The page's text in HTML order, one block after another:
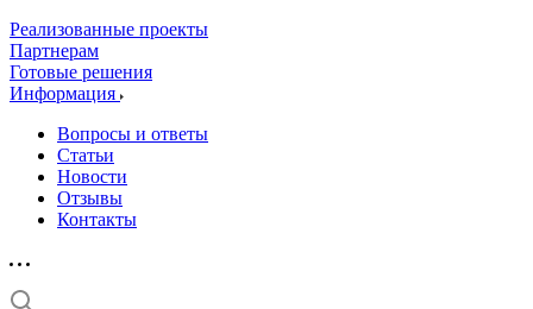
Реализованные проекты
Партнерам
Готовые решения
Информация
Вопросы и ответы
Статьи
Новости
Отзывы
Контакты